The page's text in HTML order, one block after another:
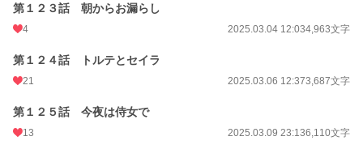
第１２３話 朝からお漏らし
4 2025.03.04 12:034,963文字
第１２４話 トルテとセイラ
21 2025.03.06 12:373,687文字
第１２５話 今夜は侍女で
13 2025.03.09 23:136,110文字